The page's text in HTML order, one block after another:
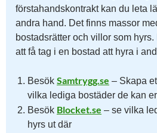
förstahandskontrakt kan du leta
andra hand. Det finns massor
bostadsrätter och villor som
att få tag i en bostad att hyra i
Besök Samtrygg.se – Skapa
vilka lediga bostäder de kan
Besök Blocket.se – se vilka
hyrs ut där